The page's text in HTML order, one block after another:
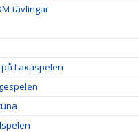
tävlingar
Laxaspelen